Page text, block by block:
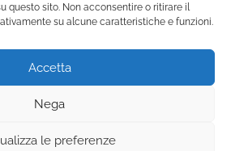
questo sito. Non acconsentire o ritirare il
su alcune caratteristiche e funzioni.
Accetta
Nega
le preferenze
00176 Roma